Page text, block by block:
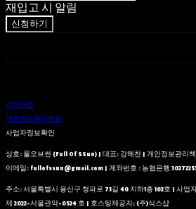
재입고 시 알림
신청하기
이용약관
개인정보처리방침
사업자정보확인
상호: 풀오브썬 (Full Of SSun) | 대표: 강해찬 | 개인정보관리
이메일: fullofssun@gmail.com | 계좌번호 : 농협은행
주소: 서울특별시 용산구 청파로 73길 40 지하1층 102호 | 사업
제 2022-서울관악-0524 호 | 호스팅제공자: (주)식스샵